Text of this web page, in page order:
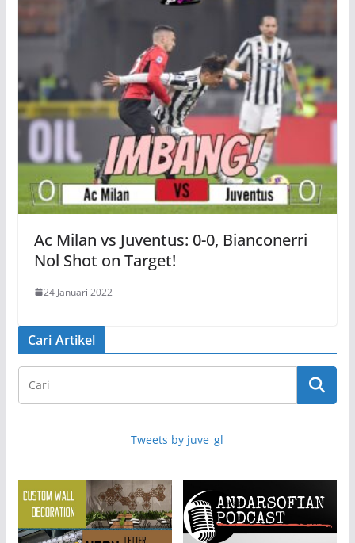
Ac Milan vs Juventus: 0-0, Bianconerri
Nol Shot on Target!
24 Januari 2022
Cari Artikel
Tweets by juve_gl